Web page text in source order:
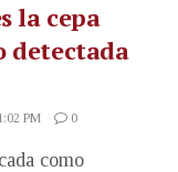
la cepa
detectada
PM 0
como